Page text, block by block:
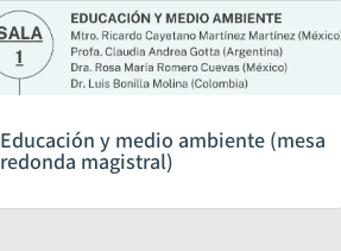
Educación y medio ambiente (mesa
redonda magistral)